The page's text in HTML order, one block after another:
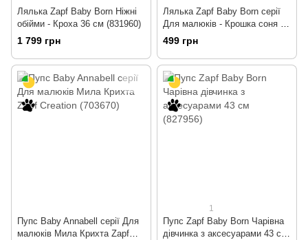
Лялька Zapf Baby Born Ніжні
обійми - Кроха 36 см (831960)
1 799 грн
Лялька Zapf Baby Born серії
Для малюків - Крошка соня 30
см (829684)
499 грн
Пупс Baby Annabell серії Для
малюків Мила Крихта Zapf
1
Пупс Zapf Baby Born Чарівна
дівчинка з аксесуарами 43 см